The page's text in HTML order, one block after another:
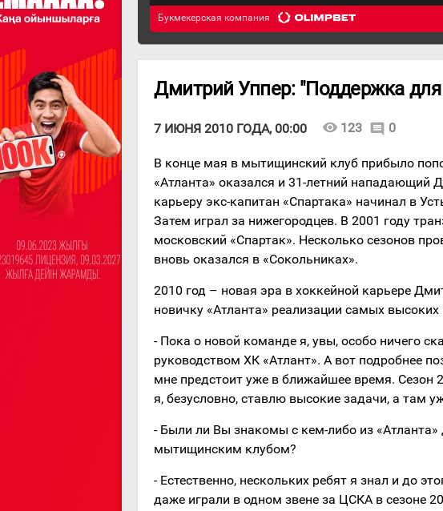
Букмекерская компания
Дмитрий Уппер: "Поддержка
7 ИЮНЯ 2010 ГОДА, 00:00 visibility 123 comment 0
В конце мая в мытищинский клуб прибыло
«Атланта» оказался и 31-летний нападающий
карьеру экс-капитан «Спартака» начинал в
Затем играл за нижегородцев. В 2001 году
московский «Спартак». Несколько сезонов
вновь оказался в «Сокольниках».
2010 год – новая эра в хоккейной карьере
новичку «Атланта» реализации самых высоких
- Пока о новой команде я, увы, особо ничего
руководством ХК «Атлант». А вот подробнее
мне предстоит уже в ближайшее время. Сезон
я, безусловно, ставлю высокие задачи, а там
- Были ли Вы знакомы с кем-либо из «Атланта»
мытищинским клубом?
- Естественно, нескольких ребят я знал и до
даже играли в одном звене за ЦСКА в сезоне